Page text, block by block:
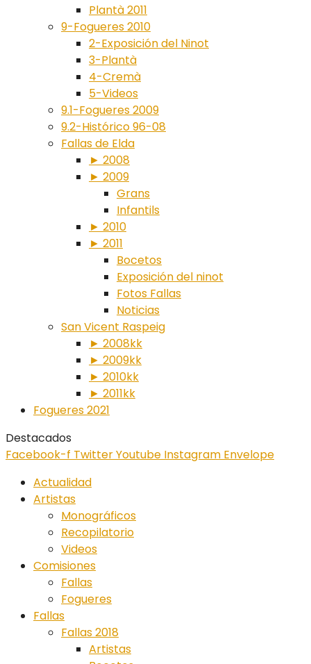
Plantà 2011
9-Fogueres 2010
2-Exposición del Ninot
3-Plantà
4-Cremà
5-Videos
9.1-Fogueres 2009
9.2-Histórico 96-08
Fallas de Elda
► 2008
► 2009
Grans
Infantils
► 2010
► 2011
Bocetos
Exposición del ninot
Fotos Fallas
Noticias
San Vicent Raspeig
► 2008kk
► 2009kk
► 2010kk
► 2011kk
Fogueres 2021
Destacados
Facebook-f TwitterYoutube Instagram Envelope
Actualidad
Artistas
Monográficos
Recopilatorio
Videos
Comisiones
Fallas
Fogueres
Fallas
Fallas 2018
Artistas